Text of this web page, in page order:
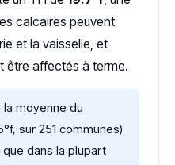
calcaires peuvent
et la vaisselle, et
être affectés à terme.
la moyenne du
sur 251 communes)
dans la plupart